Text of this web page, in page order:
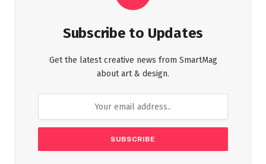
Subscribe to Updates
Get the latest creative news from SmartMag
about art & design.